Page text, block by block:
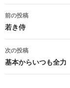
投
稿
ナ
ビ
ゲ
前の投稿
若き侍
次の投稿
基本からいつも全力